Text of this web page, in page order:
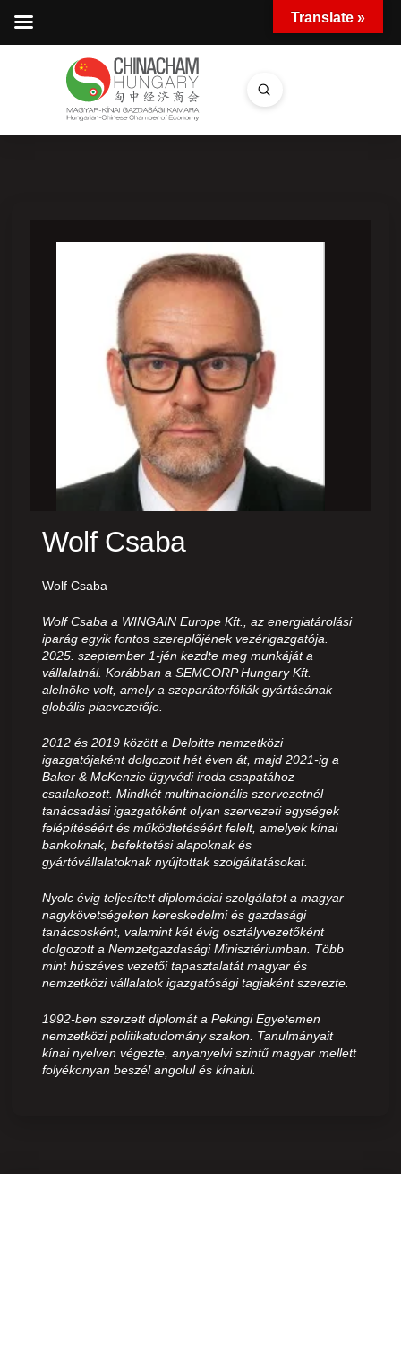
Search
Submit
Wolf Csaba
Wolf Csaba
Wolf Csaba a WINGAIN Europe Kft., az energiatárolási
iparág egyik fontos szereplőjének vezérigazgatója.
2025. szeptember 1-jén kezdte meg munkáját a
vállalatnál. Korábban a SEMCORP Hungary Kft.
alelnöke volt, amely a szeparátorfóliák gyártásának
globális piacvezetője.
2012 és 2019 között a Deloitte nemzetközi
igazgatójaként dolgozott hét éven át, majd 2021-ig a
Baker & McKenzie ügyvédi iroda csapatához
csatlakozott. Mindkét multinacionális szervezetnél
tanácsadási igazgatóként olyan szervezeti egységek
felépítéséért és működtetéséért felelt, amelyek kínai
bankoknak, befektetési alapoknak és
gyártóvállalatoknak nyújtottak szolgáltatásokat.
Nyolc évig teljesített diplomáciai szolgálatot a magyar
nagykövetségeken kereskedelmi és gazdasági
tanácsosként, valamint két évig osztályvezetőként
dolgozott a Nemzetgazdasági Minisztériumban. Több
mint húszéves vezetői tapasztalatát magyar és
nemzetközi vállalatok igazgatósági tagjaként szerezte.
1992-ben szerzett diplomát a Pekingi Egyetemen
nemzetközi politikatudomány szakon. Tanulmányait
kínai nyelven végezte, anyanyelvi szintű magyar mellett
folyékonyan beszél angolul és kínaiul.
Translate »